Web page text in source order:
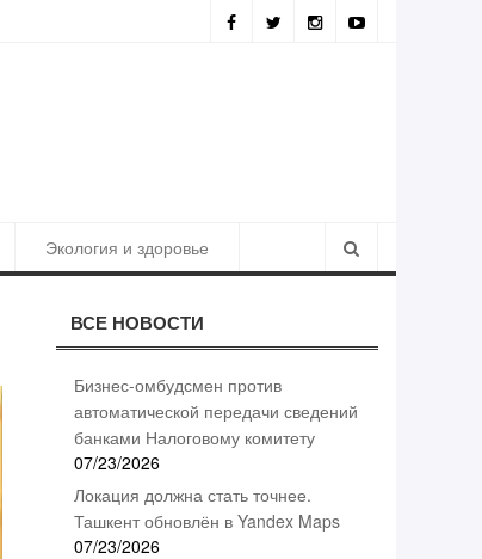
Экология и здоровье
ВСЕ НОВОСТИ
Бизнес-омбудсмен против
автоматической передачи сведений
банками Налоговому комитету
07/23/2026
Локация должна стать точнее.
Ташкент обновлён в Yandex Maps
07/23/2026